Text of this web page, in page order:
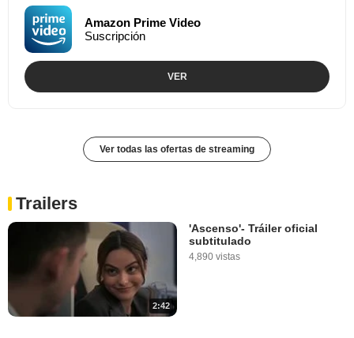
Amazon Prime Video
Suscripción
VER
Ver todas las ofertas de streaming
Trailers
2:42
'Ascenso'- Tráiler oficial
subtitulado
4,890 vistas